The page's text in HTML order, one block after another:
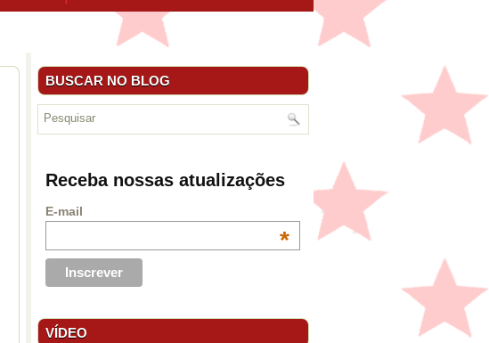
BUSCAR NO BLOG
Receba nossas atualizações
E-mail
*
VÍDEO